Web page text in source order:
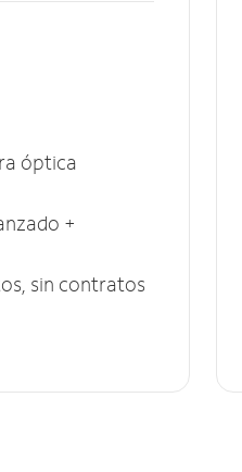
óptica
+
sin contratos